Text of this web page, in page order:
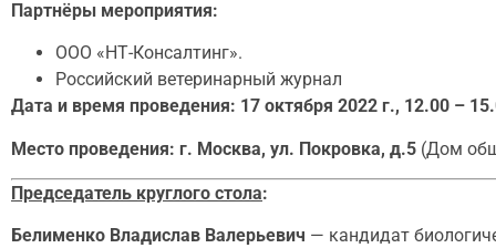
Партнёры мероприятия:
ООО «НТ-Консалтинг».
Российский ветеринарный журнал
Дата и время проведения: 17 октября 2022 г., 12.00 –
Место проведения: г. Москва, ул. Покровка, д.5 (Дом
Председатель круглого стола:
Белименко Владислав Валерьевич — кандидат